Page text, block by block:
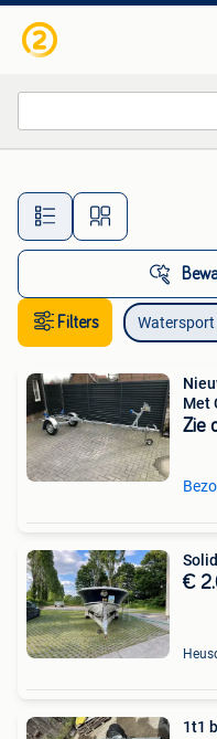
Alle
Filters Watersport
Met
Zie
€
1t1